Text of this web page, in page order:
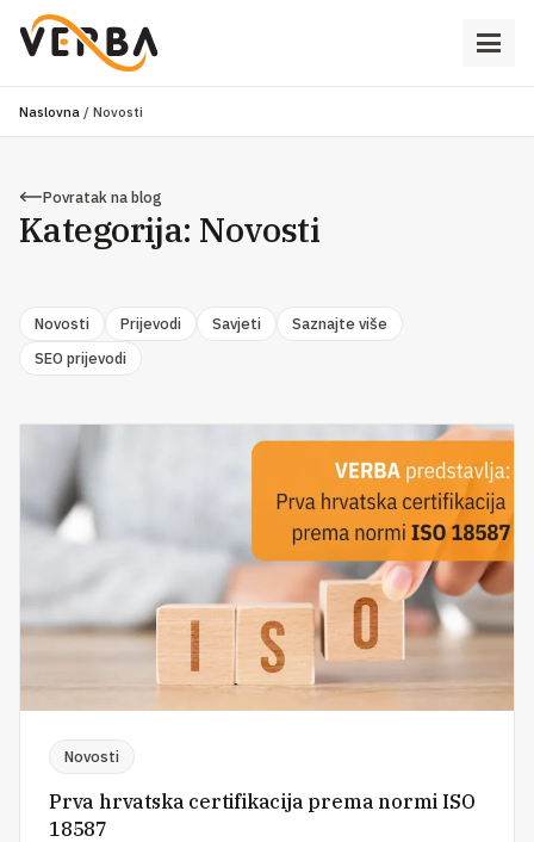
Naslovna / Novosti
Povratak na blog
Kategorija: Novosti
Novosti Prijevodi Savjeti
Saznajte više
SEO prijevodi
Novosti
Prva hrvatska certifikacija prema normi ISO
18587